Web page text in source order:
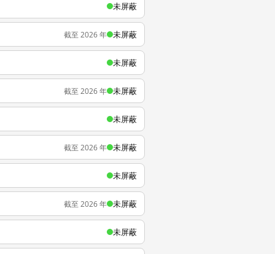
未屏蔽
截至 2026 年 未屏蔽
未屏蔽
截至 2026 年 未屏蔽
未屏蔽
截至 2026 年 未屏蔽
未屏蔽
截至 2026 年 未屏蔽
未屏蔽